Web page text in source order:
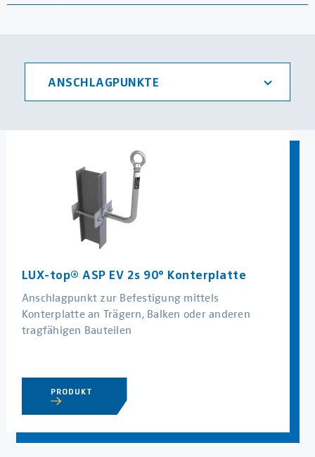
MEHR
ANSCHLAGPUNKTE
LUX-top® ASP EV 2s 90° Konterplatte
Anschlagpunkt zur Befestigung mittels
Konterplatte an Trägern, Balken oder anderen
tragfähigen Bauteilen
PRODUKT